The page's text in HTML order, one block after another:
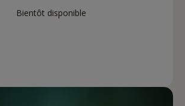
Bientôt disponible